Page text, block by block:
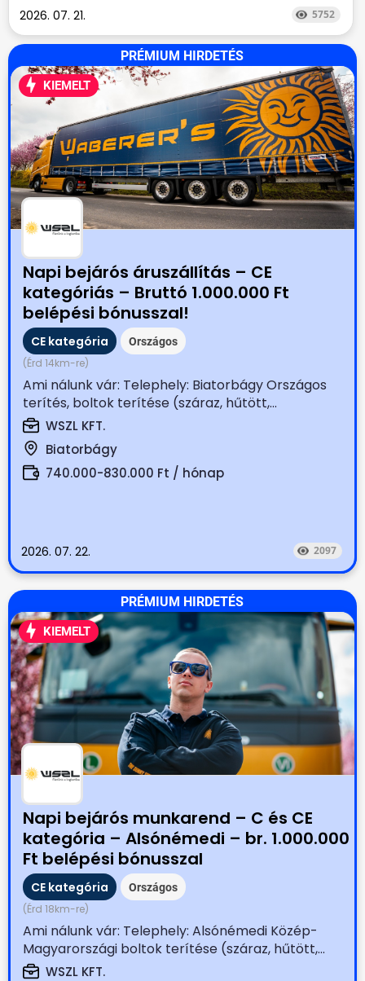
2026. 07. 21. 5752
PRÉMIUM HIRDETÉS
KIEMELT
Napi bejárós áruszállítás – CE
kategóriás – Bruttó 1.000.000 Ft
belépési bónusszal!
CE kategória Országos
(Érd 14km-re)
Ami nálunk vár: Telephely: Biatorbágy Országos
terítés, boltok terítése (száraz, hűtött,...
WSZL KFT.
Biatorbágy
740.000-830.000 Ft / hónap
2026. 07. 22. 2097
PRÉMIUM HIRDETÉS
KIEMELT
Napi bejárós munkarend – C és CE
kategória – Alsónémedi – br. 1.000.000
Ft belépési bónusszal
CE kategória Országos
(Érd 18km-re)
Ami nálunk vár: Telephely: Alsónémedi Közép-
Magyarországi boltok terítése (száraz, hűtött,...
WSZL KFT.